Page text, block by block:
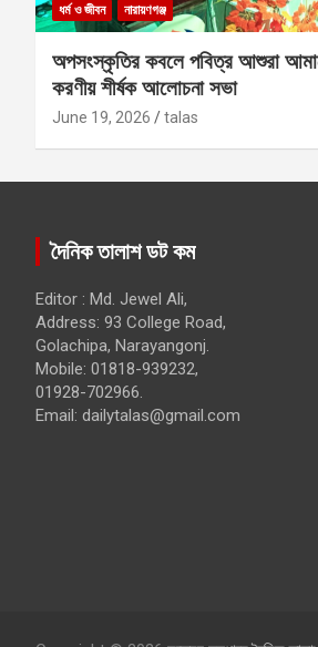
ধর্ম ও জীবন নারায়ণগঞ্জ
অপসংস্কৃতির কবলে পবিত্র আশুরা
করণীয় শীর্ষক আলোচনা সভা
June 19, 2026 talas
দৈনিক তালাশ ডট কম
Editor : Md. Jewel Ali,
Address: 93 College Road,
Golachipa, Narayangonj.
Mobile: 01818-939232,
01928-702966.
Email: dailytalas@gmail.com